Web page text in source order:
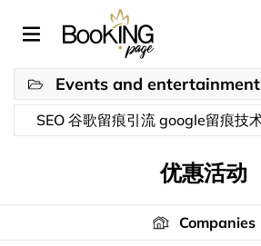
Events and entertainment
优惠活动
Companies